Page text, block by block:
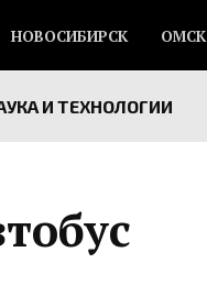
НОВОСИБИРСК ОМСК
И ТЕХНОЛОГИИ